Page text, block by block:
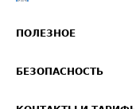
ПОЛЕЗНОЕ
Звезды ATI.SU на вашем
БЕЗОПАСНОСТЬ